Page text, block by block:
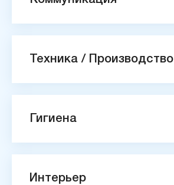
Техника / Производство
Гигиена
Интерьер